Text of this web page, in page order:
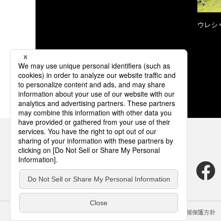
ウレシ
サイトのご利用にあたって クッキーポリシー 個人情報保護方針